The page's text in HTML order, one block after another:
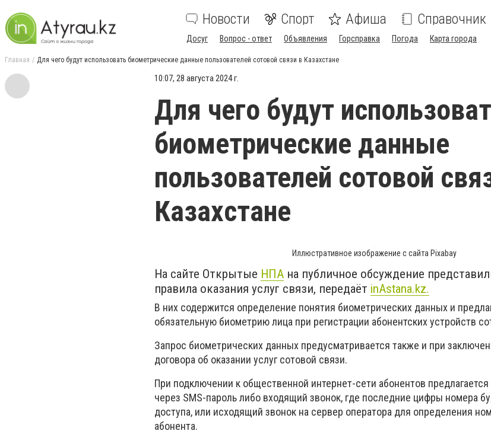
Новости Спорт Афиша Справочник
Досуг Вопрос - ответ Объявления Горсправка Погода Карта города
Главная Для чего будут использовать биометрические данные пользователей сотовой связи в Казахстане
10:07, 28 августа 2024 г.
Для чего будут
биометрические данные
пользователей сотовой
Казахстане
Иллюстративное изображение с сайта Pixabay
На сайте Открытые НПА на публичное обсуждение
правила оказания услуг связи, передаёт inAstana.kz.
В них содержится определение понятия биометрических данных и
обязательную биометрию лица при регистрации абонентских устройств
Запрос биометрических данных предусматривается также и при
договора об оказании услуг сотовой связи.
При подключении к общественной интернет-сети абонентов
через SMS-пароль либо входящий звонок, где последние цифры номера
доступа, или исходящий звонок на сервер оператора для определения
абонента.